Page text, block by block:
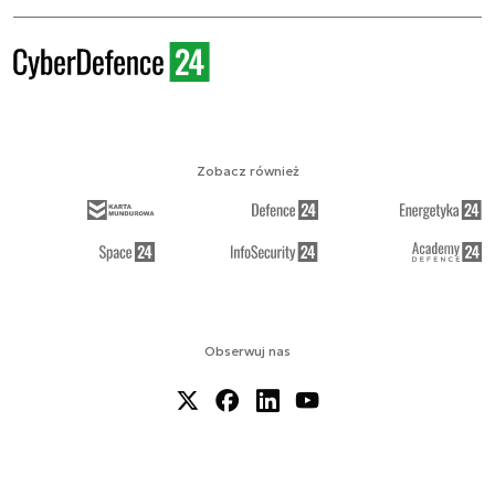
Obserwuj nas
Zobacz również